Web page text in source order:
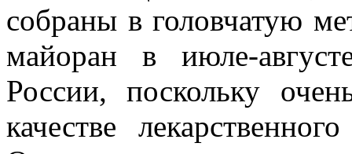
собраны в головчатую
майоран в июле-
России, поскольку
качестве